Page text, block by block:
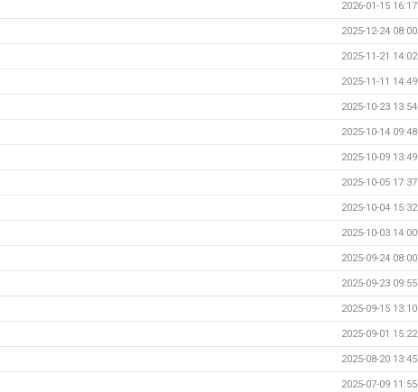
2026-01-15 16:17
2025-12-24 08:00
2025-11-21 14:02
2025-11-11 14:49
2025-10-23 13:54
2025-10-14 09:48
2025-10-09 13:49
2025-10-05 17:37
2025-10-04 15:32
2025-10-03 14:00
2025-09-24 08:00
2025-09-23 09:55
2025-09-15 13:10
2025-09-01 15:22
2025-08-20 13:45
2025-07-09 11:55